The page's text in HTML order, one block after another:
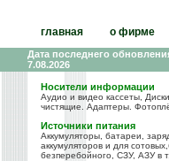
главная о фирме
Дата последнего
7.08.2026
Носители информации
Аудио и видео кассеты, Диски
чистящие. Адаптеры.
Источники питания
Аккумуляторы, батареи,
аккумуляторов и для
безперебойного, СЗУ, АЗУ в